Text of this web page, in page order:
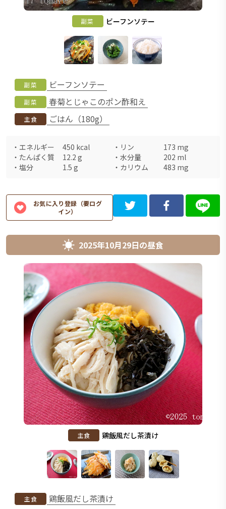
副菜 ビーフンソテー
副菜 ビーフンソテー
副菜 春菊とじゃこのポン酢和え
主食 ごはん（180g）
・ エネルギー 450 kcal ・ リン 173 mg
・ たんぱく質 12.2 g ・ 水分量 202 ml
・ 塩分 1.5 g ・ カリウム 483 mg
お気に入り登録（要ログ
イン）
2025年10月29日の昼食
主食 鶏飯風だし茶漬け
主食 鶏飯風だし茶漬け